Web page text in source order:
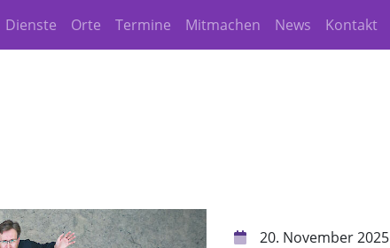
Dienste Orte Termine Mitmachen News Kontakt
20. November 2025